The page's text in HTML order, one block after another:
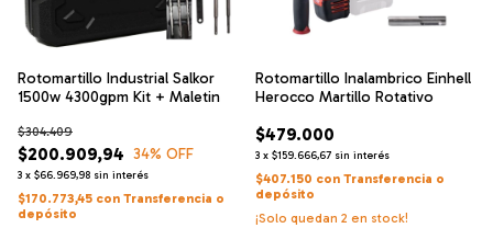
Rotomartillo Industrial Salkor
1500w 4300gpm Kit + Maletin
$200.909,94
$304.409
34% OFF
3 x $66.969,98 sin interés
$170.773,45 con Transferencia o
depósito
Rotomartillo Inalambrico Einhell
Herocco Martillo Rotativo
$479.000
3 x $159.666,67 sin interés
$407.150 con Transferencia o
depósito
¡Solo quedan 2 en stock!